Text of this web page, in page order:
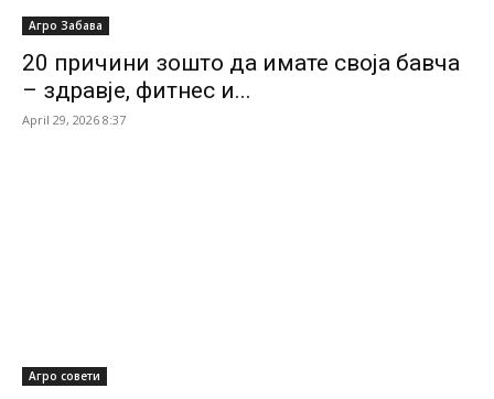
Агро Забава
20 причини зошто да имате своја бавча
– здравје, фитнес и...
April 29, 2026 8:37
Агро совети